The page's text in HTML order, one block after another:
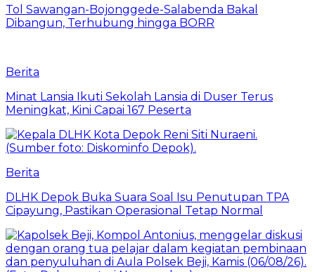
Tol Sawangan-Bojonggede-Salabenda Bakal
Dibangun, Terhubung hingga BORR
Berita
Minat Lansia Ikuti Sekolah Lansia di Duser Terus
Meningkat, Kini Capai 167 Peserta
Berita
DLHK Depok Buka Suara Soal Isu Penutupan TPA
Cipayung, Pastikan Operasional Tetap Normal